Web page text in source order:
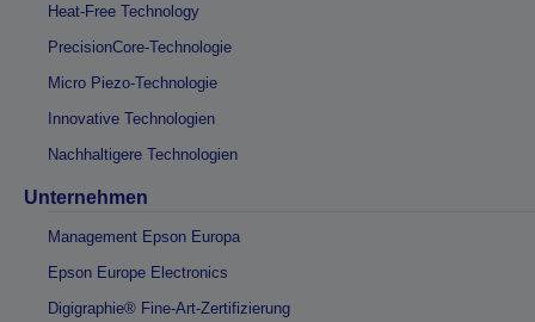
Heat-Free Technology
PrecisionCore-Technologie
Micro Piezo-Technologie
Innovative Technologien
Nachhaltigere Technologien
Unternehmen
Management Epson Europa
Epson Europe Electronics
Digigraphie® Fine-Art-Zertifizierung